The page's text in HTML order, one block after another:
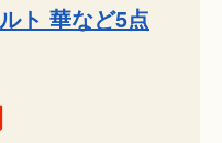
ト 華など5点